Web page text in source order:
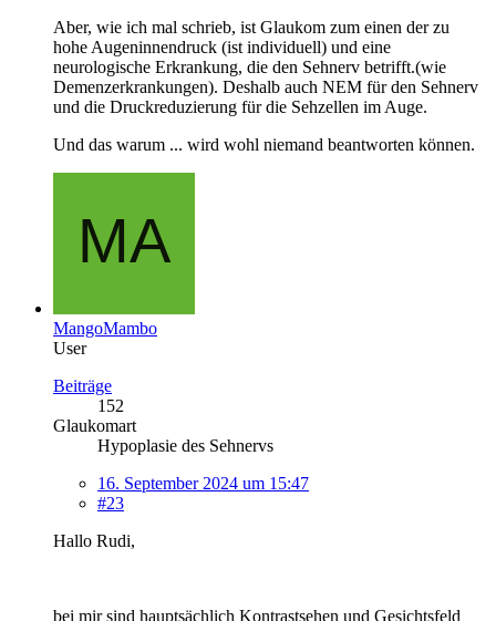
Aber, wie ich mal schrieb, ist Glaukom zum einen der zu
hohe Augeninnendruck (ist individuell) und eine
neurologische Erkrankung, die den Sehnerv betrifft.(wie
Demenzerkrankungen). Deshalb auch NEM für den Sehnerv
und die Druckreduzierung für die Sehzellen im Auge.
Und das warum ... wird wohl niemand beantworten können.
MangoMambo
User
Beiträge
152
Glaukomart
Hypoplasie des Sehnervs
16. September 2024 um 15:47
#23
Hallo Rudi,
bei mir sind hauptsächlich Kontrastsehen und Gesichtsfeld